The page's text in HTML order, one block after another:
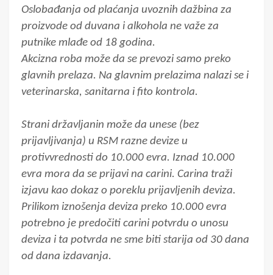
Oslobađanja od plaćanja uvoznih dažbina za
proizvode od duvana i alkohola ne važe za
putnike mlađe od 18 godina.
Akcizna roba može da se prevozi samo preko
glavnih prelaza. Na glavnim prelazima nalazi se i
veterinarska, sanitarna i fito kontrola.
Strani državljanin može da unese (bez
prijavljivanja) u RSM razne devize u
protivvrednosti do 10.000 evra. Iznad 10.000
evra mora da se prijavi na carini. Carina traži
izjavu kao dokaz o poreklu prijavljenih deviza.
Prilikom iznošenja deviza preko 10.000 evra
potrebno je predočiti carini potvrdu o unosu
deviza i ta potvrda ne sme biti starija od 30 dana
od dana izdavanja.